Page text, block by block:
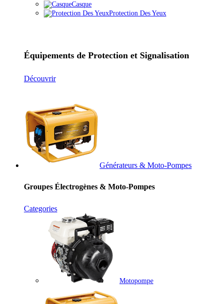
Casque
Protection Des Yeux
Équipements de Protection et Signalisation
Découvrir
Générateurs & Moto-Pompes
Groupes Électrogènes & Moto-Pompes
Categories
Motopompe